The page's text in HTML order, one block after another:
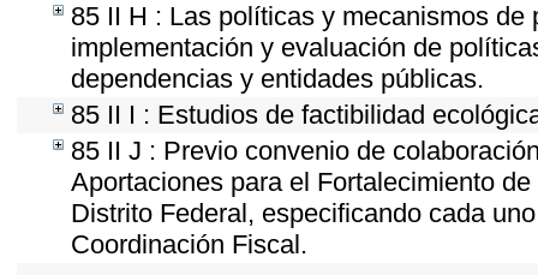
85 II H : Las políticas y mecanismos
implementación y evaluación de
dependencias y entidades públicas.
85 II I : Estudios de factibilidad
85 II J : Previo convenio de
Aportaciones para el Fortalecimiento
Distrito Federal, especificando cada
Coordinación Fiscal.